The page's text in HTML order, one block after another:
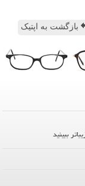
بازگشت به اپتیک
ببینید